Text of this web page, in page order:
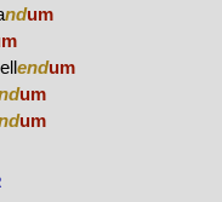
ndum
endum
um
um